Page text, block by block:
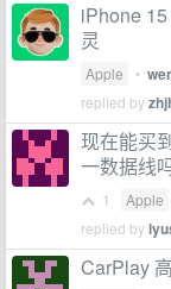
iPhone
灵
Apple •
replied by
现在能买
一数据线
1 Apple
replied by
CarPlay